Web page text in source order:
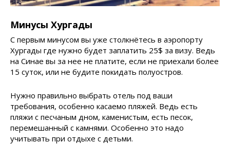
Минусы Хургады
С первым минусом вы уже столкнётесь в аэропорту
Хургады где нужно будет заплатить 25$ за визу. Ведь
на Синае вы за нее не платите, если не приехали более
15 суток, или не будите покидать полуостров.
Нужно правильно выбрать отель под ваши
требования, особенно касаемо пляжей. Ведь есть
пляжи с песчаным дном, каменистым, есть песок,
перемешанный с камнями. Особенно это надо
учитывать при отдыхе с детьми.